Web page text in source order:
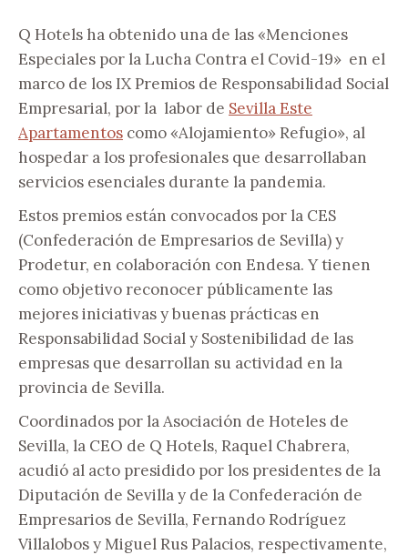
Q Hotels ha obtenido una de las «Menciones
Especiales por la Lucha Contra el Covid-19» en el
marco de los IX Premios de Responsabilidad Social
Empresarial, por la labor de Sevilla Este
Apartamentos como «Alojamiento» Refugio», al
hospedar a los profesionales que desarrollaban
servicios esenciales durante la pandemia.
Estos premios están convocados por la CES
(Confederación de Empresarios de Sevilla) y
Prodetur, en colaboración con Endesa. Y tienen
como objetivo reconocer públicamente las
mejores iniciativas y buenas prácticas en
Responsabilidad Social y Sostenibilidad de las
empresas que desarrollan su actividad en la
provincia de Sevilla.
Coordinados por la Asociación de Hoteles de
Sevilla, la CEO de Q Hotels, Raquel Chabrera,
acudió al acto presidido por los presidentes de la
Diputación de Sevilla y de la Confederación de
Empresarios de Sevilla, Fernando Rodríguez
Villalobos y Miguel Rus Palacios, respectivamente,